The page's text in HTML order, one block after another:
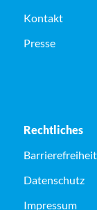
Kontakt
Presse
Rechtliches
Barrierefreiheit
Datenschutz
Impressum